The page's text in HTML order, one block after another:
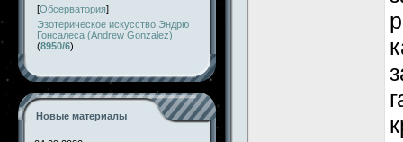
[Обсерватория]
Эзотерическое искусство Эндрю
Гонсалеса (Andrew Gonzalez)
(8950/6)
Новые материалы